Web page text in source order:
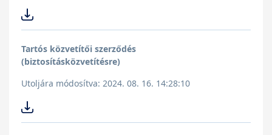
Tartós közvetítői szerződés
(biztosításközvetítésre)
Utoljára módosítva: 2024. 08. 16. 14:28:10